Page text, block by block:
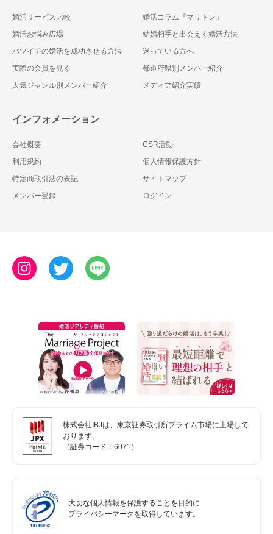
婚活サービス比較
婚活コラム『マリトレ』
婚活お悩み広場
結婚相手と出会える婚活方法
バツイチの婚活を成功させる方法
迷っている方へ
実際の会員を見る
都道府県別メンバー紹介
人気ジャンル別メンバー紹介
メディア紹介実績
インフォメーション
会社概要
CSR活動
利用規約
個人情報保護方針
特定商取引法の表記
サイトマップ
メンバー登録
ログイン
株式会社IBJは、東京証券取引所プライム市場に上場して
おります。
（証券コード：6071）
大切な個人情報を保護することを目的に
プライバシーマークを取得しています。